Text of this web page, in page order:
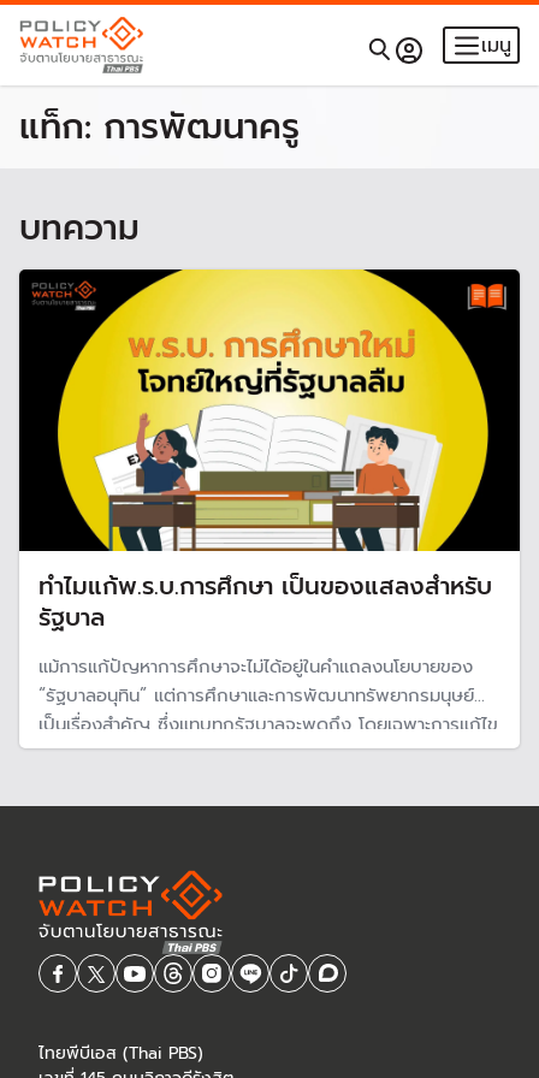
เมนู
แท็ก: การพัฒนาครู
บทความ
ทำไมแก้พ.ร.บ.การศึกษา เป็นของแสลงสำหรับ
รัฐบาล
แม้การแก้ปัญหาการศึกษาจะไม่ได้อยู่ในคำแถลงนโยบายของ
“รัฐบาลอนุทิน” แต่การศึกษาและการพัฒนาทรัพยากรมนุษย์
เป็นเรื่องสำคัญ ซึ่งแทบทุกรัฐบาลจะพูดถึง โดยเฉพาะการแก้ไข
พ.ร.บการศึกษา 42 ที่ใช้มานานกว่า 20 ปี ขณะสภาผู้บริโภค
แก้พ.ร.บ.การศึกษาฉบับใหม่
ไทยพีบีเอส (Thai PBS)